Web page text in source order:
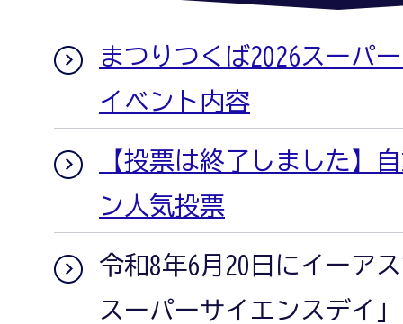
まつりつくば2026スーパ
イベント内容
【投票は終了しました】
ン人気投票
令和8年6月20日にイーア
スーパーサイエンスデイ